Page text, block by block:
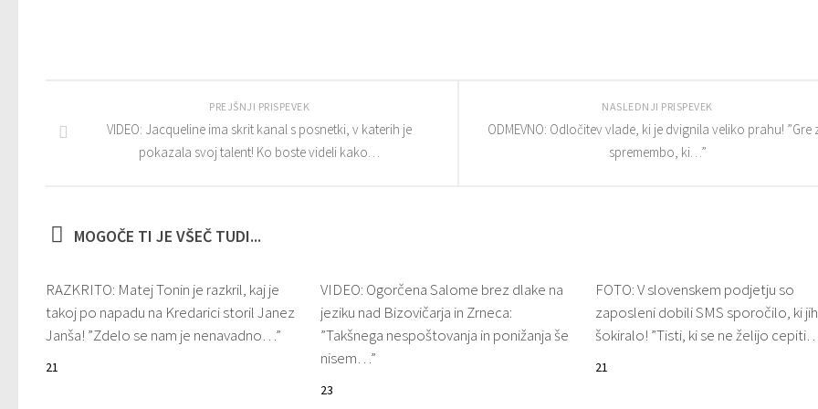
NASLEDNJI PRISPEVEK
ODMEVNO: Odločitev vlade, ki je dvignila veliko prahu! ”Gre
spremembo, ki…”
PREJŠNJI PRISPEVEK
VIDEO: Jacqueline ima skrit kanal s posnetki, v katerih je
pokazala svoj talent! Ko boste videli kako…
MOGOČE TI JE VŠEČ TUDI...
RAZKRITO: Matej Tonin je razkril, kaj je
takoj po napadu na Kredarici storil Janez
Janša! ”Zdelo se nam je nenavadno…”
21
VIDEO: Ogorčena Salome brez dlake na
jeziku nad Bizovičarja in Zrneca:
”Takšnega nespoštovanja in ponižanja še
nisem…”
23
FOTO: V slovenskem podjetju so
zaposleni dobili SMS sporočilo, ki
šokiralo! ”Tisti, ki se ne želijo
21